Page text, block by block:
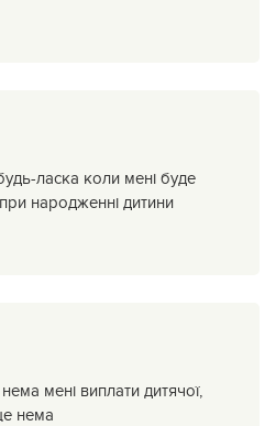
ласка коли мені буде
народженні дитини
мені виплати дитячої,
нема